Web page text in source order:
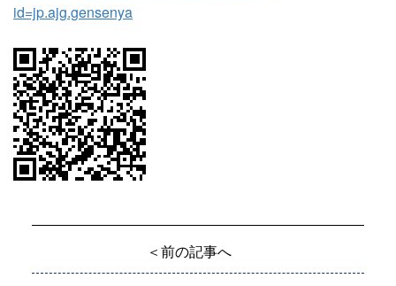
id=jp.ajg.gensenya
＜前の記事へ